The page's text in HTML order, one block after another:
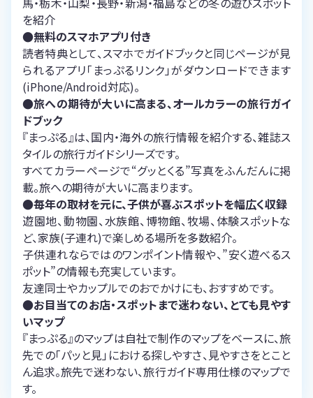
を紹介
●無料のスマホアプリ付き
読者特典として、スマホでガイドブックと同じページが見
られるアプリ「まっぷるリンク」がダウンロードできます
(iPhone/Android対応)。
●旅への期待が大いに高まる、オールカラーの旅行ガイ
ドブック
『まっぷる』は、国内・海外の旅行情報を紹介する、雑誌ス
タイルの旅行ガイドシリーズです。
すべてカラーページで“グッとくる”写真をふんだんに掲
載。旅への期待が大いに高まります。
●毎年の取材を元に、子供が喜ぶスポットを幅広く収録
遊園地、動物園、水族館、博物館、牧場、体験スポットな
ど、家族(子連れ)で楽しめる場所を多数紹介。
子供連れならではのワンポイント情報や、”安く遊べるス
ポット”の情報も充実しています。
友達同士やカップルでのおでかけにも、おすすめです。
●お目当てのお店・スポットまで迷わない、とても見やす
いマップ
『まっぷる』のマップは自社で制作のマップをベースに、旅
先での「パッと見」における探しやすさ、見やすさをとこと
ん追求。旅先で迷わない、旅行ガイド専用仕様のマップで
す。